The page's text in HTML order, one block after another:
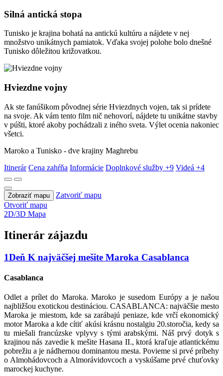
Silná antická stopa
Tunisko je krajina bohatá na antickú kultúru a nájdete v nej
množstvo unikátnych pamiatok. Vďaka svojej polohe bolo dnešné
Tunisko dôležitou križovatkou.
Hviezdne vojny
Ak ste fanúšikom pôvodnej série Hviezdnych vojen, tak si prídete
na svoje. Ak vám tento film nič nehovorí, nájdete tu unikátne stavby
v púšti, ktoré akoby pochádzali z iného sveta. Výlet ocenia nakoniec
všetci.
Maroko a Tunisko - dve krajiny Maghrebu
Itinerár Cena zahŕňa Informácie Doplnkové služby +9 Videá +4
Zobraziť mapu
Zatvoriť mapu
Otvoriť mapu
2D/3D Mapa
Itinerár zájazdu
1Deň K najväčšej mešite Maroka Casablanca
Casablanca
Odlet a prílet do Maroka. Maroko je susedom Európy a je našou
najbližšou exotickou destináciou. CASABLANCA: najväčšie mesto
Maroka je miestom, kde sa zarábajú peniaze, kde vrčí ekonomický
motor Maroka a kde cítiť akúsi krásnu nostalgiu 20.storočia, kedy sa
tu miešali francúzske vplyvy s tými arabskými. Náš prvý dotyk s
krajinou nás zavedie k mešite Hasana II., ktorá kraľuje atlantickému
pobrežiu a je nádhernou dominantou mesta. Povieme si prvé príbehy
o Almohádovcoch a Almorávidovcoch a vyskúšame prvé chuťovky
marockej kuchyne.